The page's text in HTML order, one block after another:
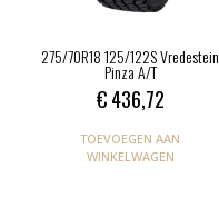
275/70R18 125/122S Vredestein
Pinza A/T
€436,72
TOEVOEGEN AAN
WINKELWAGEN